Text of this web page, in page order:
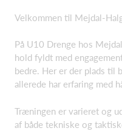
Velkommen til Mejdal-
På U10 Drenge hos
hold fyldt med
bedre. Her er der plads til
allerede har erfaring med
Træningen er varieret og
af både tekniske og